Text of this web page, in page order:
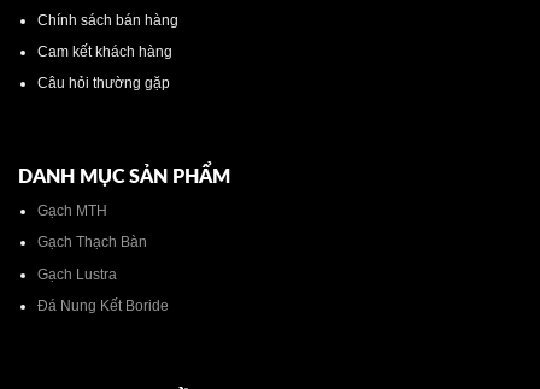
Chính sách bán hàng
Cam kết khách hàng
Câu hỏi thường gặp
DANH MỤC SẢN PHẨM
Gạch MTH
Gạch Thạch Bàn
Gạch Lustra
Đá Nung Kết Boride